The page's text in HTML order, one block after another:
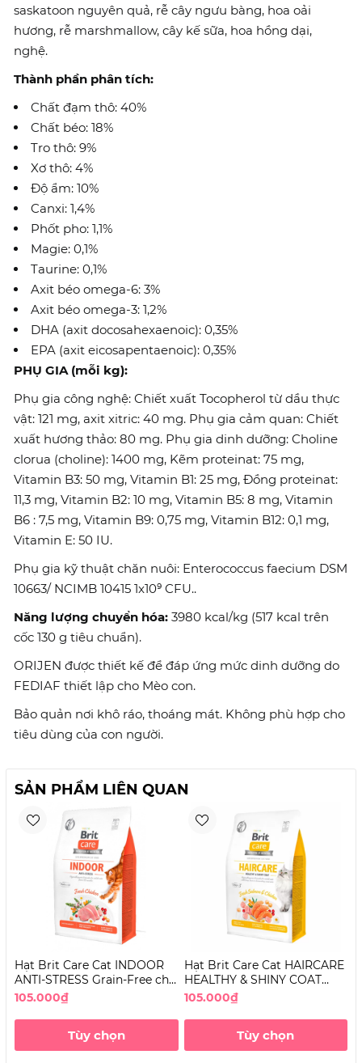
saskatoon nguyên quả, rễ cây ngưu bàng, hoa oải
hương, rễ marshmallow, cây kế sữa, hoa hồng dại,
nghệ.
Thành phần phân tích:
Chất đạm thô: 40%
Chất béo: 18%
Tro thô: 9%
Xơ thô: 4%
Độ ẩm: 10%
Canxi: 1,4%
Phốt pho: 1,1%
Magie: 0,1%
Taurine: 0,1%
Axit béo omega-6: 3%
Axit béo omega-3: 1,2%
DHA (axit docosahexaenoic): 0,35%
EPA (axit eicosapentaenoic): 0,35%
PHỤ GIA (mỗi kg):
Phụ gia công nghệ: Chiết xuất Tocopherol từ dầu thực
vật: 121 mg, axit xitric: 40 mg. Phụ gia cảm quan: Chiết
xuất hương thảo: 80 mg. Phụ gia dinh dưỡng: Choline
clorua (choline): 1400 mg, Kẽm proteinat: 75 mg,
Vitamin B3: 50 mg, Vitamin B1: 25 mg, Đồng proteinat:
11,3 mg, Vitamin B2: 10 mg, Vitamin B5: 8 mg, Vitamin
B6 : 7,5 mg, Vitamin B9: 0,75 mg, Vitamin B12: 0,1 mg,
Vitamin E: 50 IU.
Phụ gia kỹ thuật chăn nuôi: Enterococcus faecium DSM
10663/ NCIMB 10415 1x10⁹ CFU..
Năng lượng chuyển hóa: 3980 kcal/kg (517 kcal trên
cốc 130 g tiêu chuẩn).
ORIJEN được thiết kế để đáp ứng mức dinh dưỡng do
FEDIAF thiết lập cho Mèo con.
Bảo quản nơi khô ráo, thoáng mát. Không phù hợp cho
tiêu dùng của con người.
SẢN PHẨM LIÊN QUAN
Hạt Brit Care Cat INDOOR
ANTI-STRESS Grain-Free cho
Mèo
105.000₫
Tùy chọn
Hạt Brit Care Cat HAIRCARE
HEALTHY & SHINY COAT
Grain-Free dưỡng lông cho
105.000₫
Tùy chọn